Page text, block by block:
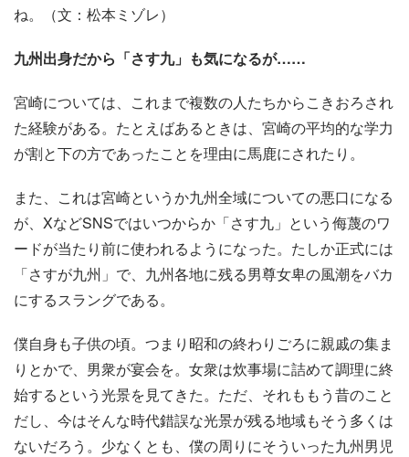
ね。（文：松本ミゾレ）
九州出身だから「さす九」も気になるが……
宮崎については、これまで複数の人たちからこきおろされ
た経験がある。たとえばあるときは、宮崎の平均的な学力
が割と下の方であったことを理由に馬鹿にされたり。
また、これは宮崎というか九州全域についての悪口になる
が、XなどSNSではいつからか「さす九」という侮蔑のワ
ードが当たり前に使われるようになった。たしか正式には
「さすが九州」で、九州各地に残る男尊女卑の風潮をバカ
にするスラングである。
僕自身も子供の頃。つまり昭和の終わりごろに親戚の集ま
りとかで、男衆が宴会を。女衆は炊事場に詰めて調理に終
始するという光景を見てきた。ただ、それももう昔のこと
だし、今はそんな時代錯誤な光景が残る地域もそう多くは
ないだろう。少なくとも、僕の周りにそういった九州男児